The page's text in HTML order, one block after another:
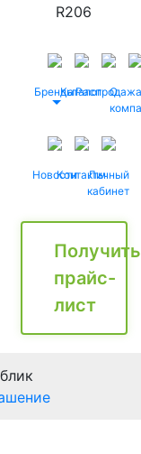
R206
БрендыКаталог
Распродажа
О
НовостиКонтактыЛичный
кабинет
Получить
прайс-
лист